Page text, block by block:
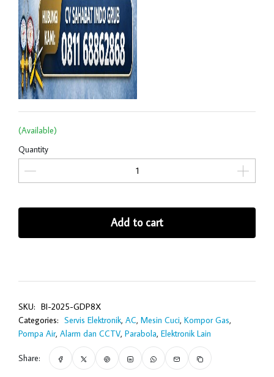
(Available)
Quantity
Add to cart
SKU: BI-2025-GDP8X
Categories: Servis Elektronik, AC, Mesin Cuci, Kompor Gas,
Pompa Air, Alarm dan CCTV, Parabola, Elektronik Lain
Share: